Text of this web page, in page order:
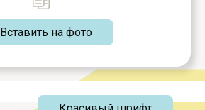
Вставить на фото